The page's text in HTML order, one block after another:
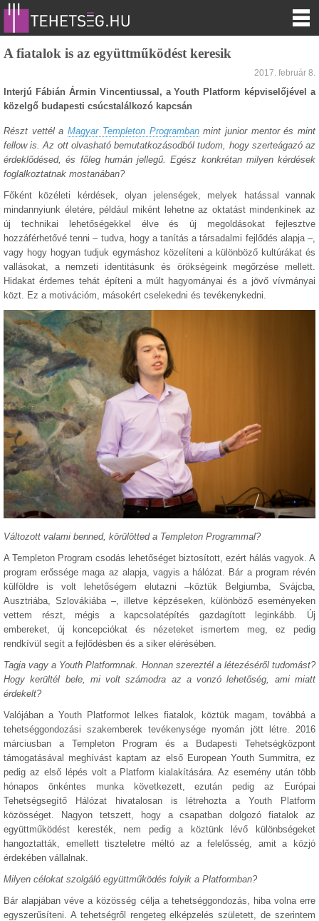
A fiatalok is az együttműködést keresik
2017. február 8.
Interjú Fábián Ármin Vincentiussal, a Youth Platform képviselőjével a
közelgő budapesti csúcstalálkozó kapcsán
Részt vettél aMagyar Templeton Programbanmint junior mentor és mint
fellow is. Az ott olvasható bemutatkozásodból tudom, hogy szerteágazó az
érdeklődésed, és főleg humán jellegű. Egész konkrétan milyen kérdések
foglalkoztatnak mostanában?
Főként közéleti kérdések, olyan jelenségek, melyek hatással vannak
mindannyiunk életére, például miként lehetne az oktatást mindenkinek az
új technikai lehetőségekkel élve és új megoldásokat fejlesztve
hozzáférhetővé tenni – tudva, hogy a tanítás a társadalmi fejlődés alapja –,
vagy hogy hogyan tudjuk egymáshoz közelíteni a különböző kultúrákat és
vallásokat, a nemzeti identitásunk és örökségeink megőrzése mellett.
Hidakat érdemes tehát építeni a múlt hagyományai és a jövő vívmányai
közt. Ez a motivációm, másokért cselekedni és tevékenykedni.
Változott valami benned, körülötted a Templeton Programmal?
A Templeton Program csodás lehetőséget biztosított, ezért hálás vagyok. A
program erőssége maga az alapja, vagyis a hálózat. Bár a program révén
külföldre is volt lehetőségem elutazni –köztük Belgiumba, Svájcba,
Ausztriába, Szlovákiába –, illetve képzéseken, különböző eseményeken
vettem részt, mégis a kapcsolatépítés gazdagított leginkább. Új
embereket, új koncepciókat és nézeteket ismertem meg, ez pedig
rendkívül segít a fejlődésben és a siker elérésében.
Tagja vagy a Youth Platformnak. Honnan szereztél a létezéséről tudomást?
Hogy kerültél bele, mi volt számodra az a vonzó lehetőség, ami miatt
érdekelt?
Valójában a Youth Platformot lelkes fiatalok, köztük magam, továbbá a
tehetséggondozási szakemberek tevékenysége nyomán jött létre. 2016
márciusban a Templeton Program és a Budapesti Tehetségközpont
támogatásával meghívást kaptam az első European Youth Summitra, ez
pedig az első lépés volt a Platform kialakítására. Az esemény után több
hónapos önkéntes munka következett, ezután pedig az Európai
Tehetségsegítő Hálózat hivatalosan is létrehozta a Youth Platform
közösséget. Nagyon tetszett, hogy a csapatban dolgozó fiatalok az
együttműködést keresték, nem pedig a köztünk lévő különbségeket
hangoztatták, emellett tiszteletre méltó az a felelősség, amit a közjó
érdekében vállalnak.
Milyen célokat szolgáló együttműködés folyik a Platformban?
Bár alapjában véve a közösség célja a tehetséggondozás, hiba volna erre
egyszerűsíteni. A tehetségről rengeteg elképzelés született, de szerintem